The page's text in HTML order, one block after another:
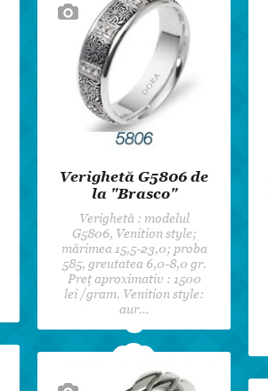
Dansul Mirilor
Verighetă G5806 de
la "Brasco"
Verighetă : modelul
G5806, Venition style;
mărimea 15,5-23,0; proba
585, greutatea 6,0-8,0 gr.
Preț aproximativ : 1500
lei /gram. Venition style:
aur…